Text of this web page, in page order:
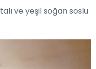
ve yeşil soğan soslu